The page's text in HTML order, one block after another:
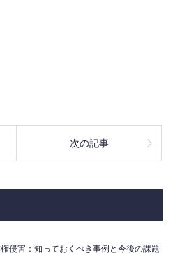
次の記事
侵害：知っておくべき事例と今後の課題